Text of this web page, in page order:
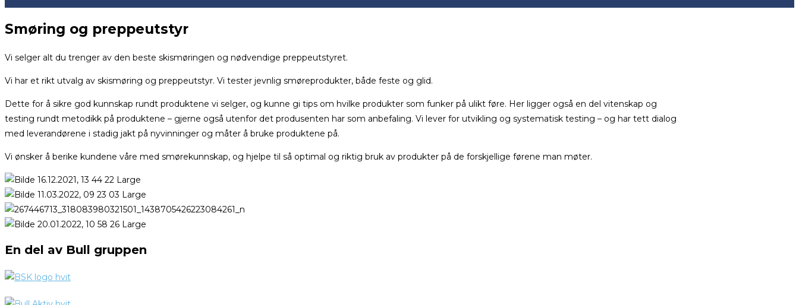
Smøring og preppeutstyr
Vi selger alt du trenger av den beste skismøringen og nødvendige preppeutstyret.
Vi har et rikt utvalg av skismøring og preppeutstyr. Vi tester jevnlig smøreprodukter, både feste og glid.
Dette for å sikre god kunnskap rundt produktene vi selger, og kunne gi tips om hvilke produkter som funker på ulikt føre. Her ligger også en del vitenskap og
testing rundt metodikk på produktene – gjerne også utenfor det produsenten har som anbefaling. Vi lever for utvikling og systematisk testing – og har tett dialog
med leverandørene i stadig jakt på nyvinninger og måter å bruke produktene på.
Vi ønsker å berike kundene våre med smørekunnskap, og hjelpe til så optimal og riktig bruk av produkter på de forskjellige førene man møter.
En del av Bull gruppen